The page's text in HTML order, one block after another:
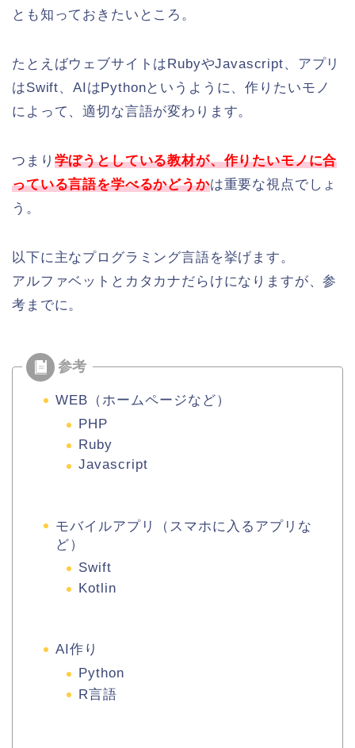
とも知っておきたいところ。
たとえばウェブサイトはRubyやJavascript、アプリ
はSwift、AIはPythonというように、作りたいモノ
によって、適切な言語が変わります。
つまり 学ぼうとしている教材が、作りたいモノに合
っている言語を学べるかどうかは重要な視点でしょ
う。
以下に主なプログラミング言語を挙げます。
アルファベットとカタカナだらけになりますが、参
考までに。
WEB（ホームページなど）
PHP
Ruby
Javascript
モバイルアプリ（スマホに入るアプリな
ど）
Swift
Kotlin
AI作り
Python
R言語